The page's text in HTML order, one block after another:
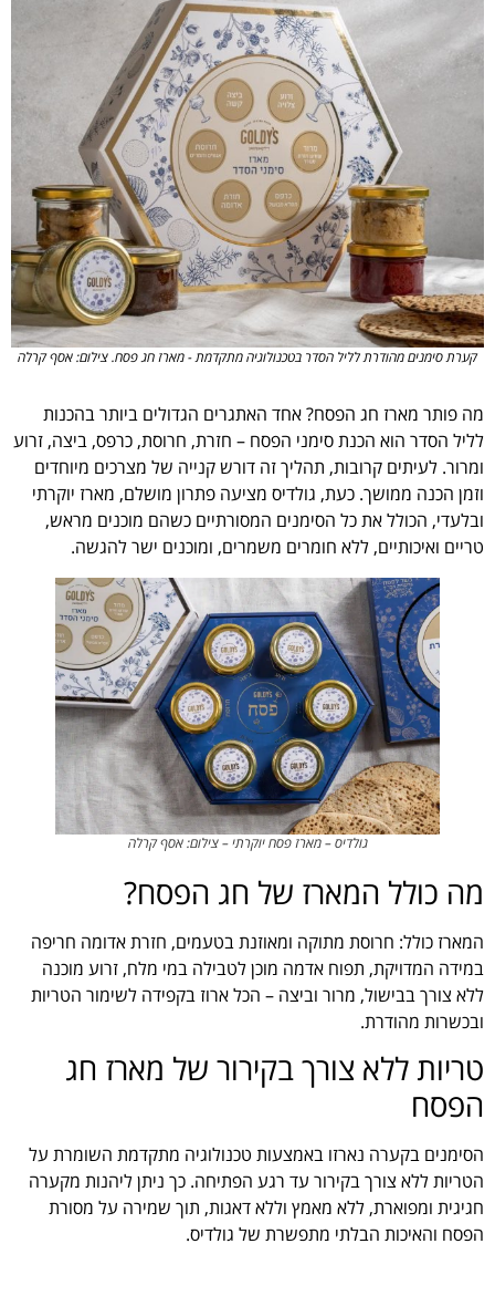
קערת סימנים מהודרת לליל הסדר בטכנולוגיה מתקדמת - מארז חג פסח. צילום: אסף קרלה
מה פותר מארז חג הפסח? אחד האתגרים הגדולים ביותר בהכנות
לליל הסדר הוא הכנת סימני הפסח – חזרת, חרוסת, כרפס, ביצה, זרוע
ומרור. לעיתים קרובות, תהליך זה דורש קנייה של מצרכים מיוחדים
וזמן הכנה ממושך. כעת, גולדיס מציעה פתרון מושלם, מארז יוקרתי
ובלעדי, הכולל את כל הסימנים המסורתיים כשהם מוכנים מראש,
טריים ואיכותיים, ללא חומרים משמרים, ומוכנים ישר להגשה.
גולדיס – מארז פסח יוקרתי – צילום: אסף קרלה
מה כולל המארז של חג הפסח?
המארז כולל: חרוסת מתוקה ומאוזנת בטעמים, חזרת אדומה חריפה
במידה המדויקת, תפוח אדמה מוכן לטבילה במי מלח, זרוע מוכנה
ללא צורך בבישול, מרור וביצה – הכל ארוז בקפידה לשימור הטריות
ובכשרות מהודרת.
טריות ללא צורך בקירור של מארז חג
הפסח
הסימנים בקערה נארזו באמצעות טכנולוגיה מתקדמת השומרת על
הטריות ללא צורך בקירור עד רגע הפתיחה. כך ניתן ליהנות מקערה
חגיגית ומפוארת, ללא מאמץ וללא דאגות, תוך שמירה על מסורת
הפסח והאיכות הבלתי מתפשרת של גולדיס.